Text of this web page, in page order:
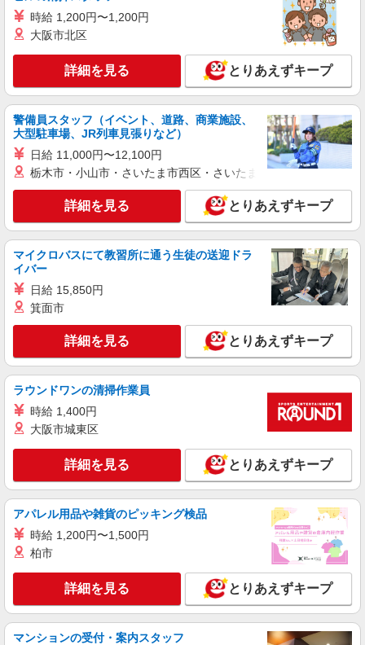
時給 1,200円〜1,200円
大阪市北区
詳細を見る とりあえずキープ
警備員スタッフ（イベント、道路、商業施設、
大型駐車場、JR列車見張りなど）
日給 11,000円〜12,100円
栃木市・小山市・さいたま市西区・さいたま市岩槻区・久喜市・
詳細を見る とりあえずキープ
マイクロバスにて教習所に通う生徒の送迎ドラ
イバー
日給 15,850円
箕面市
詳細を見る とりあえずキープ
ラウンドワンの清掃作業員
時給 1,400円
大阪市城東区
詳細を見る とりあえずキープ
アパレル用品や雑貨のピッキング検品
時給 1,200円〜1,500円
柏市
詳細を見る とりあえずキープ
マンションの受付・案内スタッフ